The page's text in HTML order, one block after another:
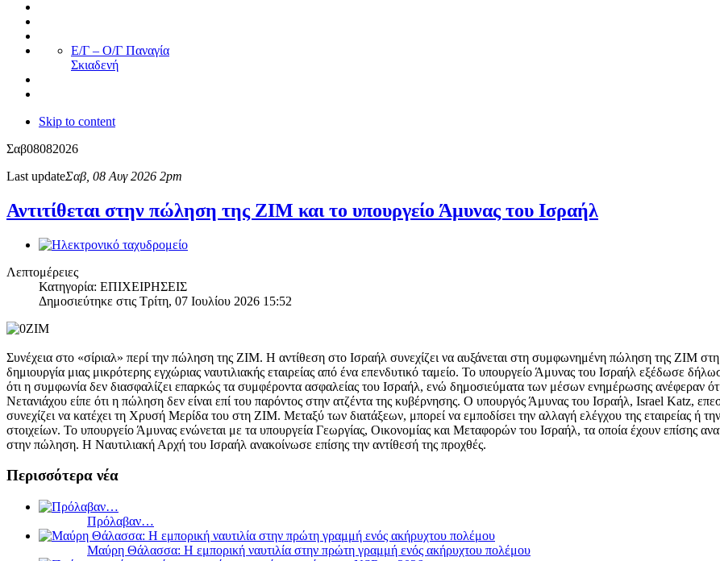
Ε/Γ – Ο/Γ Παναγία
Σκιαδενή
Skip to content
Σαβ08082026
Last updateΣαβ, 08 Αυγ 2026 2pm
Αντιτίθεται στην πώληση της ΖΙΜ και το υπουργείο Άμυνας του Ισραήλ
Λεπτομέρειες
Κατηγορία: ΕΠΙΧΕΙΡΗΣΕΙΣ
Δημοσιεύτηκε στις Τρίτη, 07 Ιουλίου 2026 15:52
Συνέχεια στο «σίριαλ» περί την πώληση της ΖΙΜ. Η αντίθεση στο Ισραήλ συνεχίζει να αυξάνεται στη συμφωνημένη πώληση της ZΙΜ
δημιουργία μιας μικρότερης εγχώριας ναυτιλιακής εταιρείας από ένα επενδυτικό ταμείο. Το υπουργείο Άμυνας του Ισραήλ εξέδωσε
ότι η συμφωνία δεν διασφαλίζει επαρκώς τα συμφέροντα ασφαλείας του Ισραήλ, ενώ δημοσιεύματα των μέσων ενημέρωσης ανέφεραν
Νετανιάχου είπε ότι η πώληση δεν είναι επί του παρόντος στην ατζέντα της κυβέρνησης. Ο υπουργός Άμυνας του Ισραήλ, Israel Katz,
συνεχίζει να κατέχει τη Χρυσή Μερίδα του στη ZΙΜ. Μεταξύ των διατάξεων, μπορεί να εμποδίσει την αλλαγή ελέγχου της εταιρείας ή
στοιχείων. Το υπουργείο Άμυνας ενώνεται με τα υπουργεία Γεωργίας, Οικονομίας και Μεταφορών του Ισραήλ, τα οποία έχουν επίσης
στην πώληση. Η Ναυτιλιακή Αρχή του Ισραήλ ανακοίνωσε επίσης την αντίθεσή της προχθές.
Περισσότερα νέα
Πρόλαβαν…
Μαύρη Θάλασσα: Η εμπορική ναυτιλία στην πρώτη γραμμή ενός ακήρυχτου πολέμου